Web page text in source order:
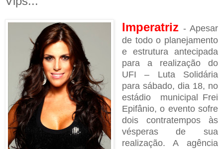
Imperatriz- Apesar
de todo o planejamento
e estrutura antecipada
para a realização do
UFI – Luta Solidária
para sábado, dia 18, no
estádio municipal Frei
Epifânio, o evento sofre
dois contratempos às
vésperas de sua
realização. A agência